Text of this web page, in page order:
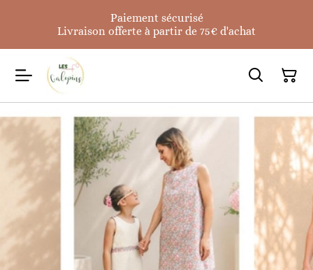
Paiement sécurisé
Livraison offerte à partir de 75€ d'achat